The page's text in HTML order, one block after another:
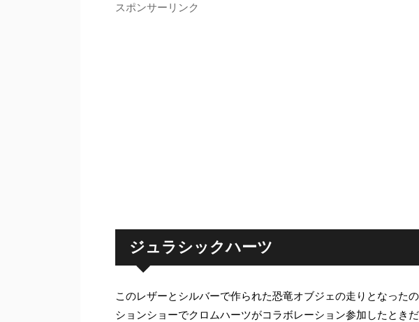
スポンサーリンク
ジュラシックハーツ
このレザーとシルバーで作られた恐竜オブジェの走りとなった
ションショーでクロムハーツがコラボレーション参加したときだ